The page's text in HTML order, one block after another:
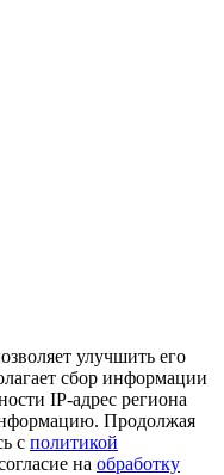
улучшить его
сбор информации
IP-адрес региона
Продолжая
с политикой
на обработку